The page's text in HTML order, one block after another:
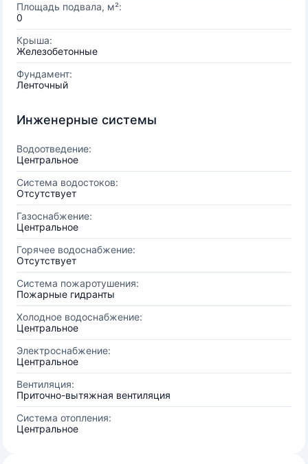
Площадь подвала, м²:
0
Крыша:
Железобетонные
Фундамент:
Ленточный
Инженерные системы
Водоотведение:
Центральное
Система водостоков:
Отсутствует
Газоснабжение:
Центральное
Горячее водоснабжение:
Отсутствует
Система пожаротушения:
Пожарные гидранты
Холодное водоснабжение:
Центральное
Электроснабжение:
Центральное
Вентиляция:
Приточно-вытяжная вентиляция
Система отопления:
Центральное